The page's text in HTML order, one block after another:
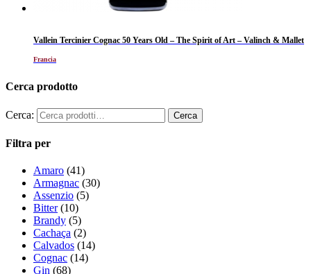
Vallein Tercinier Cognac 50 Years Old – The Spirit of Art – Valinch & Mallet
Francia
Cerca prodotto
Cerca:
Filtra per
Amaro (41)
Armagnac (30)
Assenzio (5)
Bitter (10)
Brandy (5)
Cachaça (2)
Calvados (14)
Cognac (14)
Gin (68)